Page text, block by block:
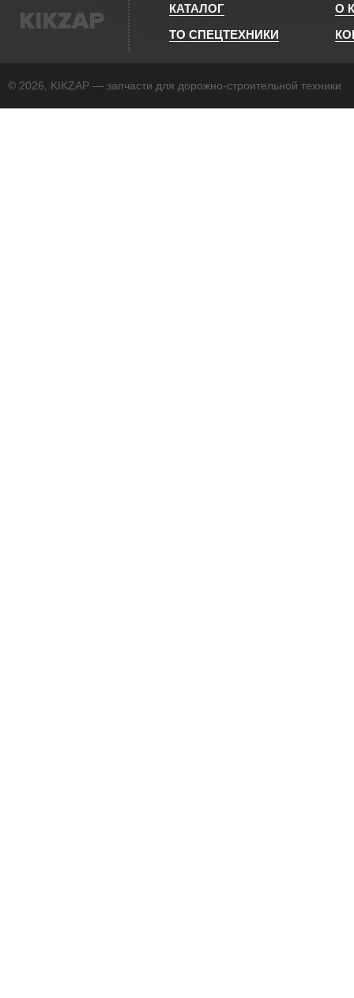
KIKZAP КАТАЛОГ
О
ТО СПЕЦТЕХНИКИ
© 2026, KIKZAP — запчасти для дорожно-строительной техники